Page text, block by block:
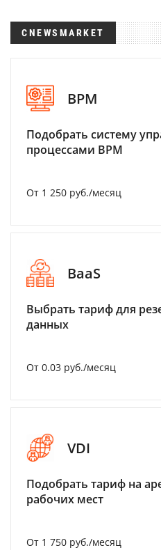
CNEWSMARKET
BPM
Подобрать систему
процессами BPM
От 1 250 руб./месяц
BaaS
Выбрать тариф для
данных
От 0.03 руб./месяц
VDI
Подобрать тариф на
рабочих мест
От 1 750 руб./месяц